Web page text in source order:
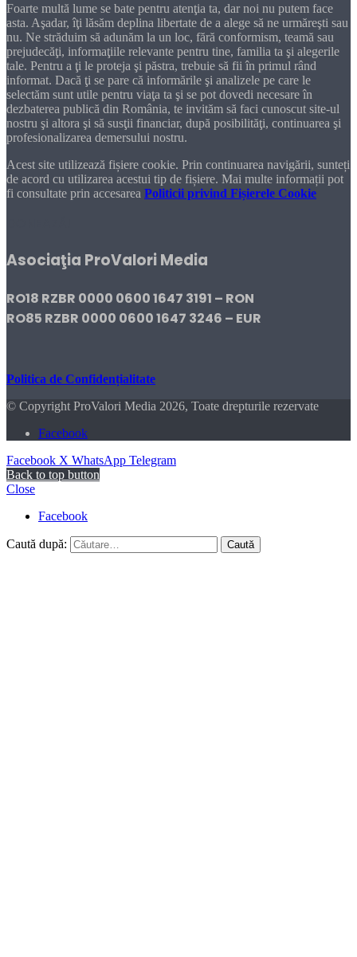
Foarte multă lume se bate pentru atenţia ta, dar noi nu putem face
asta. Aşadar, îţi lăsăm deplina libertate de a alege să ne urmăreşti sau
nu. Ne străduim să adunăm la un loc, fără conformism, teamă sau
prejudecăţi, informaţiile relevante pentru tine, familia ta şi alegerile
tale. Pentru a ţi le proteja şi păstra, trebuie să fii în primul rând
informat. Dacă ţi se pare că informările şi analizele pe care le
selectăm sunt utile pentru viaţa ta şi se pot dovedi necesare în
dezbaterea publică din România, te invităm să faci cunoscut site-ul
nostru şi altora şi să susţii financiar, după posibilităţi, continuarea şi
profesionalizarea demersului nostru.
Acest site utilizează fișiere cookie. Prin continuarea navigării, sunteți
de acord cu utilizarea acestui tip de fișiere. Mai multe informații pot
fi consultate prin accesarea Politicii privind Fișierele Cookie
Asociaţia ProValori Media
RO18 RZBR 0000 0600 1647 3191 – RON
RO85 RZBR 0000 0600 1647 3246 – EUR
Politica de Confidențialitate
© Copyright ProValori Media 2026, Toate drepturile rezervate
Facebook
Facebook X WhatsApp Telegram
Back to top button
Close
Facebook
Caută după: